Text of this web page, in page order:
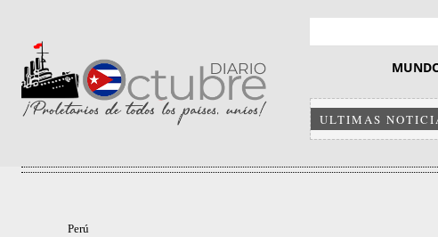
ULTIMAS
Perú